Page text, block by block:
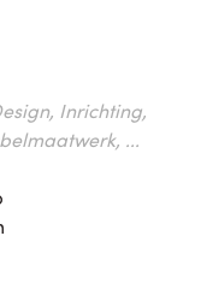
Inrichting,
...